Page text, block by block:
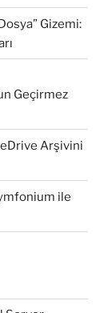
Gizemi:
Geçirmez
Arşivini
ile